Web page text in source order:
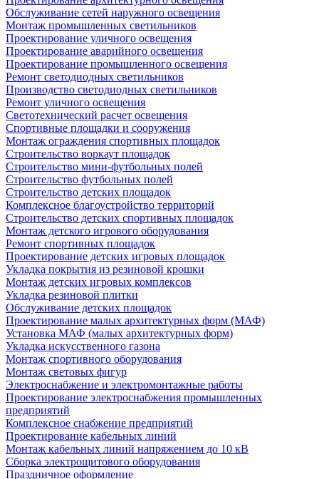
Обслуживание сетей наружного освещения
Монтаж промышленных светильников
Проектирование уличного освещения
Проектирование аварийного освещения
Проектирование промышленного освещения
Ремонт светодиодных светильников
Производство светодиодных светильников
Ремонт уличного освещения
Светотехнический расчет освещения
Спортивные площадки и сооружения
Монтаж ограждения спортивных площадок
Строительство воркаут площадок
Строительство мини-футбольных полей
Строительство футбольных полей
Строительство детских площадок
Комплексное благоустройство территорий
Строительство детских спортивных площадок
Монтаж детского игрового оборудования
Ремонт спортивных площадок
Проектирование детских игровых площадок
Укладка покрытия из резиновой крошки
Монтаж детских игровых комплексов
Укладка резиновой плитки
Обслуживание детских площадок
Проектирование малых архитектурных форм (МАФ)
Установка МАФ (малых архитектурных форм)
Укладка искусственного газона
Монтаж спортивного оборудования
Монтаж световых фигур
Электроснабжение и электромонтажные работы
Проектирование электроснабжения промышленных
предприятий
Комплексное снабжение предприятий
Проектирование кабельных линий
Монтаж кабельных линий напряжением до 10 кВ
Сборка электрощитового оборудования
Праздничное оформление